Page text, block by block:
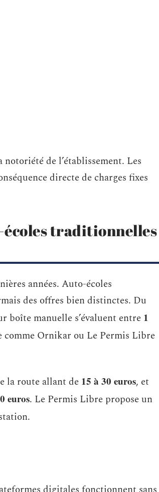
de l’établissement. Les
directe de charges fixes
écoles traditionnelles
années. Auto-écoles
des offres bien distinctes. Du
boîte manuelle s’évaluent entre 1
comme Ornikar ou Le Permis Libre
la route allant de 15 à 30 euros, et
euros. Le Permis Libre propose un